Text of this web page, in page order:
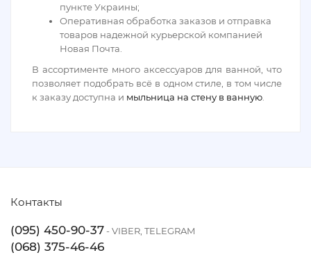
пункте Украины;
Оперативная обработка заказов и отправка
товаров надежной курьерской компанией
Новая Почта.
В ассортименте много аксессуаров для ванной, что
позволяет подобрать всё в одном стиле, в том числе
к заказу доступна и мыльница на стену в ванную.
Контакты
(095) 450-90-37- VIBER, TELEGRAM
(068) 375-46-46